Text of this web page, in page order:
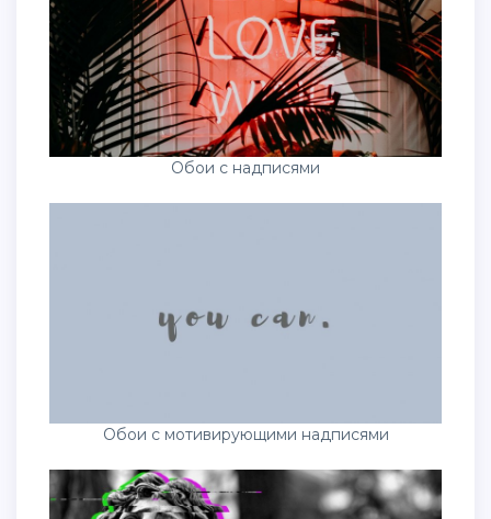
Обои с надписями
Обои с мотивирующими надписями